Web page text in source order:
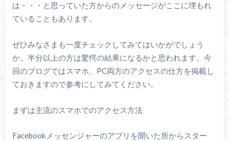
は・・・と思っていた方からのメッセージがここに埋もれ
ていることもあります。
ぜひみなさまも一度チェックしてみてはいかがでしょう
か。半分以上の方は驚愕の結果になるかと思われます。今
回のブログではスマホ、PC両方のアクセスの仕方を掲載し
ておきますので参考にしてみてください。
まずは主流のスマホでのアクセス方法
Facebookメッセンジャーのアプリを開いた所からスター